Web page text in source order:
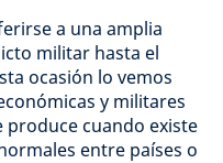
a una amplia
militar hasta el
ocasión lo vemos
y militares
produce cuando existe
entre países o